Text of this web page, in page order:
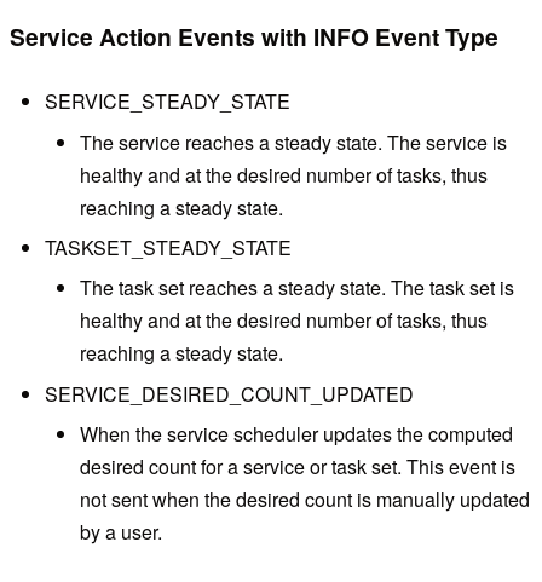
Service Action Events with INFO Event Type
SERVICE_STEADY_STATE
The service reaches a steady state. The service is
healthy and at the desired number of tasks, thus
reaching a steady state.
TASKSET_STEADY_STATE
The task set reaches a steady state. The task set is
healthy and at the desired number of tasks, thus
reaching a steady state.
SERVICE_DESIRED_COUNT_UPDATED
When the service scheduler updates the computed
desired count for a service or task set. This event is
not sent when the desired count is manually updated
by a user.